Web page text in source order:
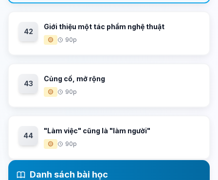
42
Giới thiệu một tác phẩm nghệ thuật
🟡 90p
43
Củng cố, mở rộng
🟡 90p
44
"Làm việc" cũng là "làm người"
🟡 90p
Danh sách bài học